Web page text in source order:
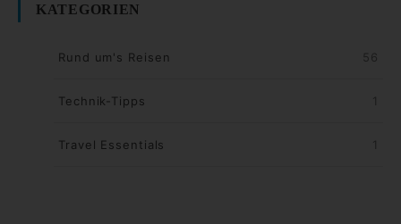
KATEGORIEN
Rund um's Reisen 56
Technik-Tipps 1
Travel Essentials 1